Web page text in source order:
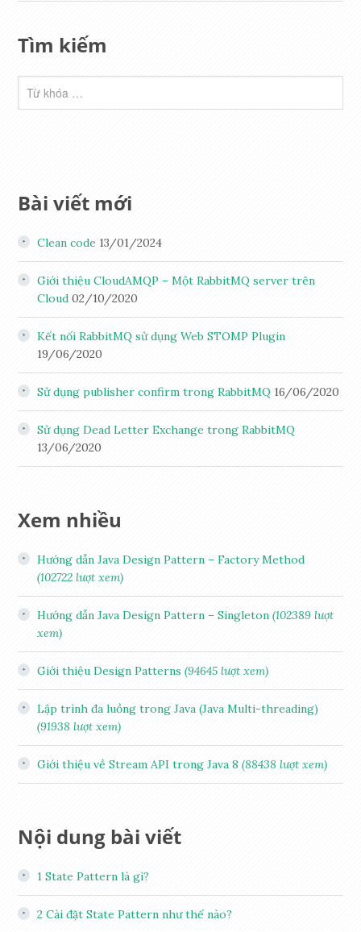
Tìm kiếm
Bài viết mới
Clean code 13/01/2024
Giới thiệu CloudAMQP – Một RabbitMQ server trên
Cloud 02/10/2020
Kết nối RabbitMQ sử dụng Web STOMP Plugin
19/06/2020
Sử dụng publisher confirm trong RabbitMQ 16/06/2020
Sử dụng Dead Letter Exchange trong RabbitMQ
13/06/2020
Xem nhiều
Hướng dẫn Java Design Pattern – Factory Method
(102722 lượt xem)
Hướng dẫn Java Design Pattern – Singleton(102389 lượt
xem)
Giới thiệu Design Patterns(94645 lượt xem)
Lập trình đa luồng trong Java (Java Multi-threading)
(91938 lượt xem)
Giới thiệu về Stream API trong Java 8(88438 lượt xem)
Nội dung bài viết
1 State Pattern là gì?
2 Cài đặt State Pattern như thế nào?